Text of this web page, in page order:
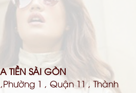
TIỀN SÀI GÒN
1 , Quận 11 , Thành